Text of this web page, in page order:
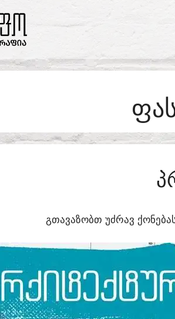
ᲒᲗᲐᲕᲐᲖᲝᲑᲗ ᲣᲫᲠᲐᲕ